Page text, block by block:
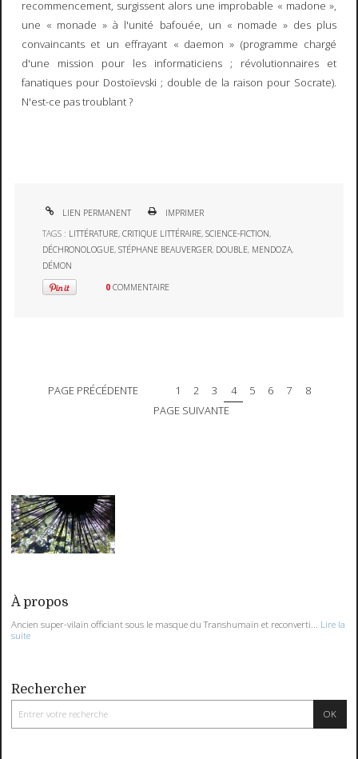
recommencement, surgissent alors une improbable « madone »,
une « monade » à l'unité bafouée, un « nomade » des plus
convaincants et un effrayant « daemon » (programme chargé
d'une mission pour les informaticiens ; révolutionnaires et
fanatiques pour Dostoïevski ; double de la raison pour Socrate).
N'est-ce pas troublant ?
LIEN PERMANENT
IMPRIMER
TAGS : LITTÉRATURE,CRITIQUE LITTÉRAIRE,SCIENCE-FICTION,
DÉCHRONOLOGUE,STÉPHANE BEAUVERGER, DOUBLE, MENDOZA,
DÉMON
0 COMMENTAIRE
PAGE PRÉCÉDENTE 1 2 3 4 5 6 7
8
PAGE SUIVANTE
À propos
Ancien super-vilain officiant sous le masque du Transhumain et reconverti...
Lire la
suite
Rechercher